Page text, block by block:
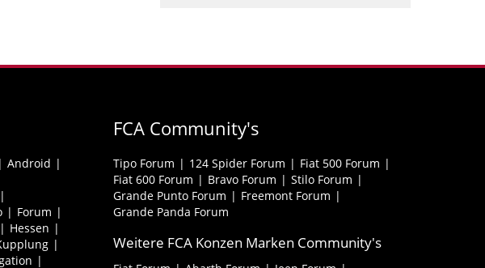
Android
Forum
Hessen
FCA Community's
Tipo Forum 124 Spider Forum
Fiat 500 Forum
Fiat 600 Forum
Bravo Forum
Stilo Forum
Grande Punto Forum
Freemont Forum
Grande Panda Forum
Weitere FCA Konzen Marken Community's